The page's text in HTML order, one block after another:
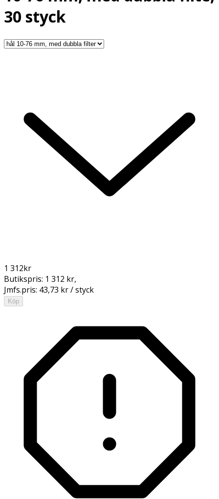
30 styck
1 312kr
Butikspris: 1 312 kr,
Jmfs.pris: 43,73 kr / styck
Köp